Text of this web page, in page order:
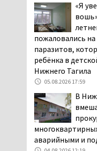
Самат Хазипов в
попал на скамью
05.08.2026 15:28
женщин
неженатых
проверит
05.08.2026 14:40
«Я
пожаловались
паразитов,
ребёнка в
Нижнего Тагила
05.08.2026 17:59
В
аварийными и